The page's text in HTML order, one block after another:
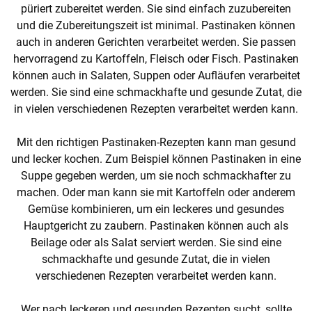
püriert zubereitet werden. Sie sind einfach zuzubereiten
und die Zubereitungszeit ist minimal. Pastinaken können
auch in anderen Gerichten verarbeitet werden. Sie passen
hervorragend zu Kartoffeln, Fleisch oder Fisch. Pastinaken
können auch in Salaten, Suppen oder Aufläufen verarbeitet
werden. Sie sind eine schmackhafte und gesunde Zutat, die
in vielen verschiedenen Rezepten verarbeitet werden kann.
Mit den richtigen Pastinaken-Rezepten kann man gesund
und lecker kochen. Zum Beispiel können Pastinaken in eine
Suppe gegeben werden, um sie noch schmackhafter zu
machen. Oder man kann sie mit Kartoffeln oder anderem
Gemüse kombinieren, um ein leckeres und gesundes
Hauptgericht zu zaubern. Pastinaken können auch als
Beilage oder als Salat serviert werden. Sie sind eine
schmackhafte und gesunde Zutat, die in vielen
verschiedenen Rezepten verarbeitet werden kann.